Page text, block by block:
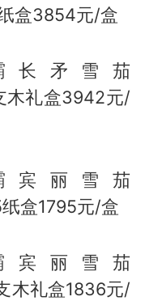
盒3854元/盒
长矛雪茄
木礼盒3942元/
宾丽雪茄
盒1795元/盒
宾丽雪茄
木礼盒1836元/